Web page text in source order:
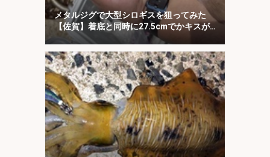
メタルジグで大型シロギスを狙ってみた
【佐賀】着底と同時に27.5cmでかキスが
ヒット！